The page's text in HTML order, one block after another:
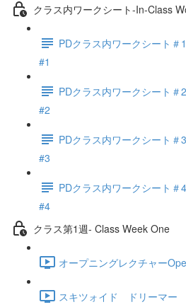
クラス内ワークシート-In-Class
PDクラス内ワークシート
#1
PDクラス内ワークシート
#2
PDクラス内ワークシート
#3
PDクラス内ワークシート
#4
クラス第1週- Class Week One
オープニングレクチャー
スキツォイド ドリーマー